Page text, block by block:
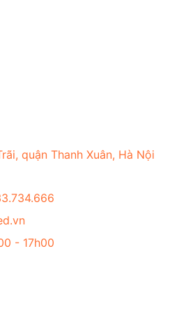
quận Thanh Xuân, Hà Nội
- 17h00